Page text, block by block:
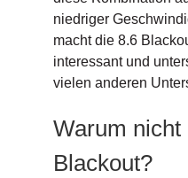
niedriger
macht die 8.6
interessant und
vielen anderen
Warum nicht
Blackout?